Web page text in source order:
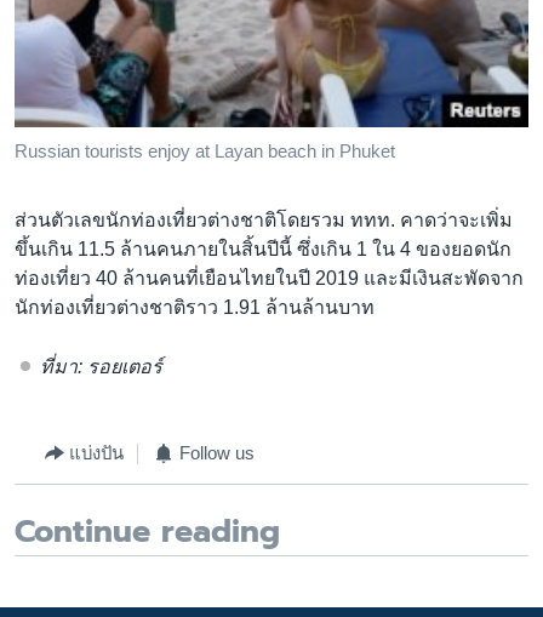
Russian tourists enjoy at Layan beach in Phuket
ส่วนตัวเลขนักท่องเที่ยวต่างชาติโดยรวม ททท. คาดว่าจะเพิ่ม
ขึ้นเกิน 11.5 ล้านคนภายในสิ้นปีนี้ ซึ่งเกิน 1 ใน 4 ของยอดนัก
ท่องเที่ยว 40 ล้านคนที่เยือนไทยในปี 2019 และมีเงินสะพัดจาก
นักท่องเที่ยวต่างชาติราว 1.91 ล้านล้านบาท
ที่มา: รอยเตอร์
แบ่งปัน Follow us
Continue reading